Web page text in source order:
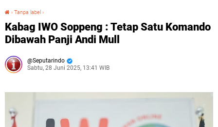
› Tanpa label ›
Kabag IWO Soppeng : Tetap Satu Komando
Dibawah Panji Andi Mull
Seputarindo
Sabtu, 28 Juni 2025, 13:41 WIB